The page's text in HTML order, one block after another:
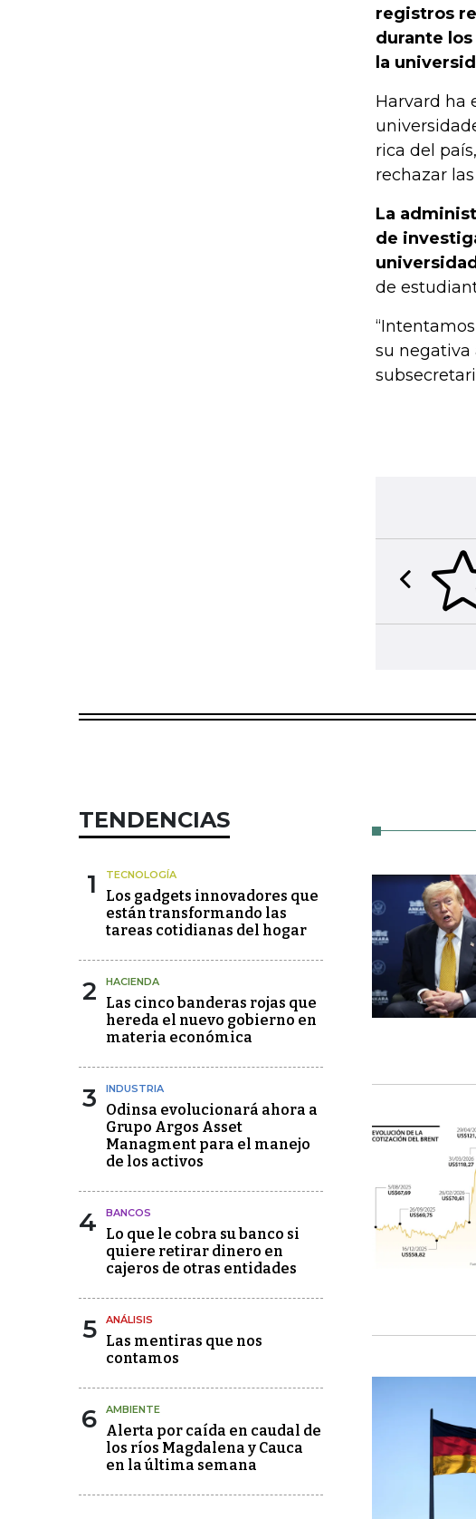
registros
durante
la
Harvard ha
rica del
rechazar
La
de
de
su negativa
Previous
TENDENCIAS
1 TECNOLOGÍA
Los gadgets innovadores que
están transformando las
tareas cotidianas del hogar
2 HACIENDA
Las cinco banderas rojas que
hereda el nuevo gobierno en
materia económica
3 INDUSTRIA
Odinsa evolucionará ahora a
Grupo Argos Asset
Managment para el manejo
de los activos
4 BANCOS
Lo que le cobra su banco si
quiere retirar dinero en
cajeros de otras entidades
5 ANÁLISIS
Las mentiras que nos
contamos
6 AMBIENTE
Alerta por caída en caudal de
los ríos Magdalena y Cauca
en la última semana